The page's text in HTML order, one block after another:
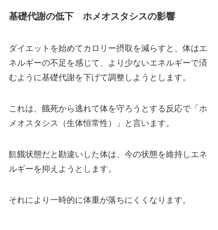
基礎代謝の低下 ホメオスタシスの影響
ダイエットを始めてカロリー摂取を減らすと、体はエ
ネルギーの不足を感じて、より少ないエネルギーで済
むように基礎代謝を下げて調整しようとします。
これは、餓死から逃れて体を守ろうとする反応で「ホ
メオスタシス（生体恒常性）」と言います。
飢餓状態だと勘違いした体は、今の状態を維持しエネ
ルギーを抑えようとします。
それにより一時的に体重が落ちにくくなります。